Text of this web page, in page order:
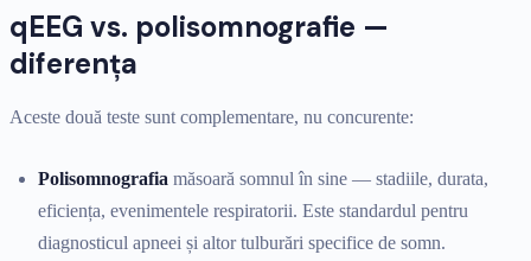
qEEG vs. polisomnografie —
diferența
Aceste două teste sunt complementare, nu concurente:
Polisomnografia măsoară somnul în sine — stadiile, durata,
eficiența, evenimentele respiratorii. Este standardul pentru
diagnosticul apneei și altor tulburări specifice de somn.